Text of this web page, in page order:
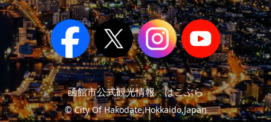
函館市公式観光情報 はこぶら
© City Of Hakodate,Hokkaido,Japan